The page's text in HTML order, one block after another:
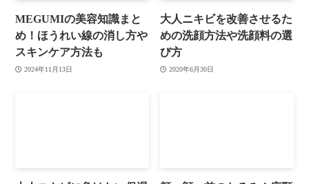
MEGUMIの美容知識まと
め！ほうれい線の消し方や
スキンケア方法も
2024年11月13日
大人ニキビを改善させるた
めの洗顔方法や洗顔料の選
び方
2020年6月30日